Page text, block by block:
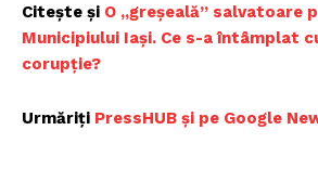
Citește și O „greșeală” salvatoare
Municipiului Iași. Ce s-a întâmplat
corupție?
Urmăriți PressHUB și pe Google